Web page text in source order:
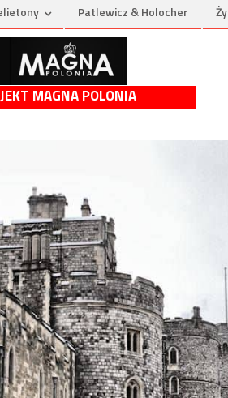
Patlewicz & Holocher
MAGNA POLONIA